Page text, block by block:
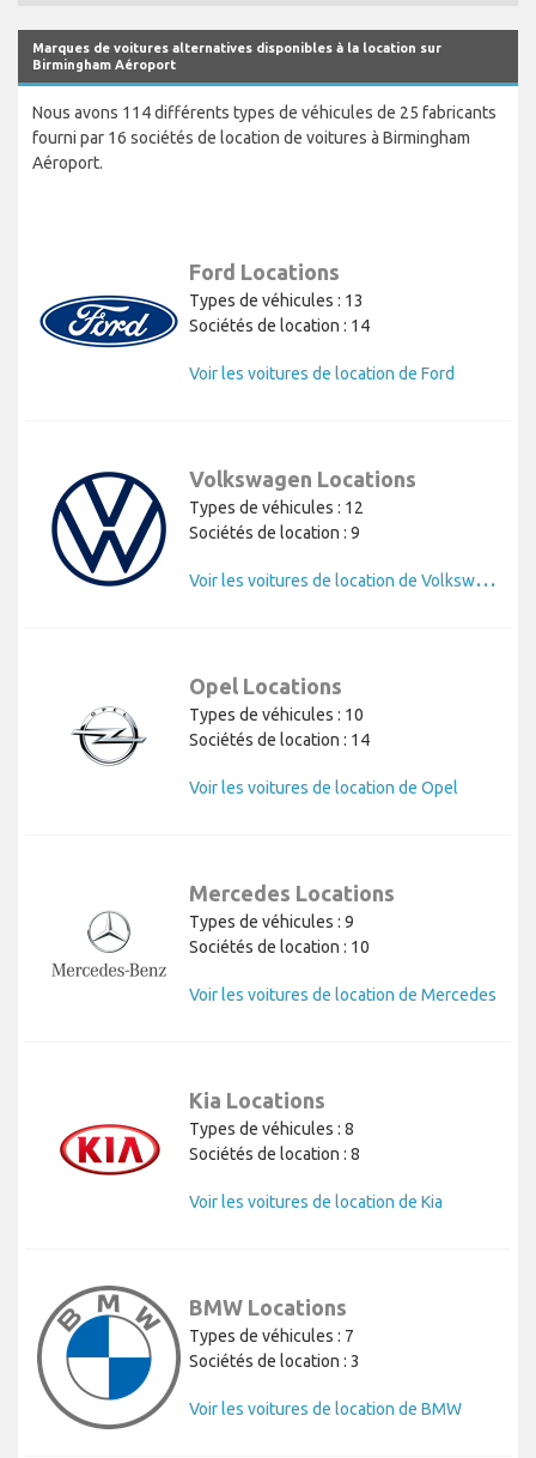
Marques de voitures alternatives disponibles à la location sur
Birmingham Aéroport
Nous avons 114 différents types de véhicules de 25 fabricants
fourni par 16 sociétés de location de voitures à Birmingham
Aéroport.
Ford Locations
Types de véhicules : 13
Sociétés de location : 14
Voir les voitures de location de Ford
Volkswagen Locations
Types de véhicules : 12
Sociétés de location : 9
V
oir les voitures de location de Volkswagen
Opel Locations
Types de véhicules : 10
Sociétés de location : 14
Voir les voitures de location de Opel
Mercedes Locations
Types de véhicules : 9
Sociétés de location : 10
Voir les voitures de location de Mercedes
Kia Locations
Types de véhicules : 8
Sociétés de location : 8
Voir les voitures de location de Kia
BMW Locations
Types de véhicules : 7
Sociétés de location : 3
Voir les voitures de location de BMW